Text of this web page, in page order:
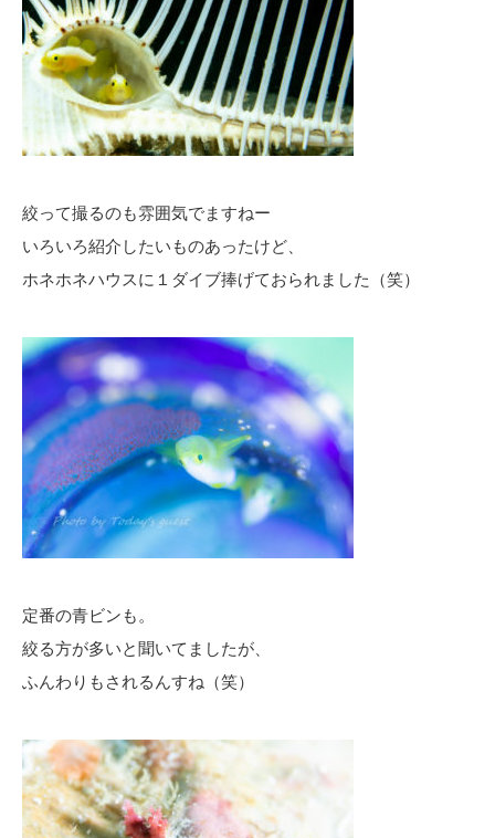
絞って撮るのも雰囲気でますねー
いろいろ紹介したいものあったけど、
ホネホネハウスに１ダイブ捧げておられました（笑）
定番の青ビンも。
絞る方が多いと聞いてましたが、
ふんわりもされるんすね（笑）